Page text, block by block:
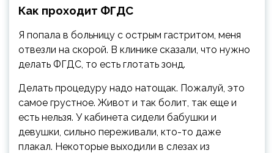
Как проходит ФГДС
Я попала в больницу с острым гастритом, меня
отвезли на скорой. В клинике сказали, что нужно
делать ФГДС, то есть глотать зонд.
Делать процедуру надо натощак. Пожалуй, это
самое грустное. Живот и так болит, так еще и
есть нельзя. У кабинета сидели бабушки и
девушки, сильно переживали, кто-то даже
плакал. Некоторые выходили в слезах из